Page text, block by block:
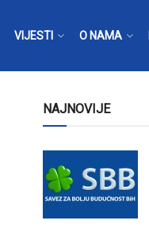
VIJESTI O NAMA
NAJNOVIJE